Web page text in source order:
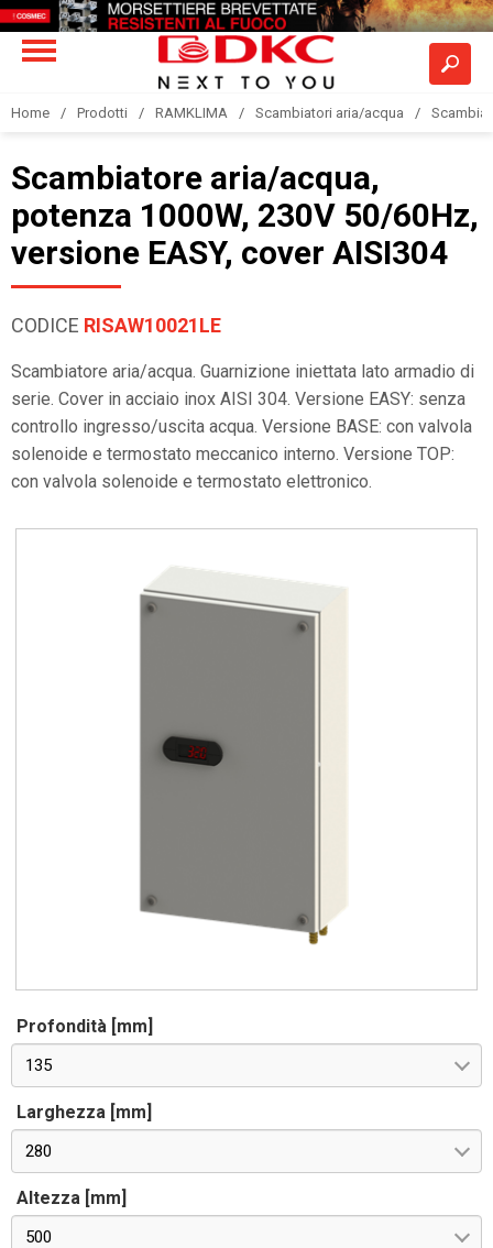
Home Prodotti RAMKLIMA Scambiatori aria/acqua
Scambiatore aria/acqua,
potenza 1000W, 230V 50/60Hz,
versione EASY, cover AISI304
CODICE RISAW10021LE
Scambiatore aria/acqua. Guarnizione iniettata lato armadio di
serie. Cover in acciaio inox AISI 304. Versione EASY: senza
controllo ingresso/uscita acqua. Versione BASE: con valvola
solenoide e termostato meccanico interno. Versione TOP:
con valvola solenoide e termostato elettronico.
Profondità [mm]
135
Larghezza [mm]
280
Altezza [mm]
500